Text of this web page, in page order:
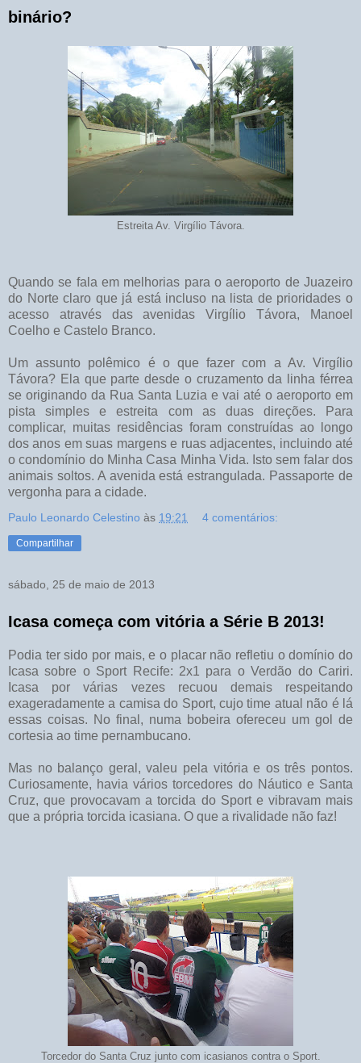
binário?
Estreita Av. Virgílio Távora.
Quando se fala em melhorias para o aeroporto de Juazeiro
do Norte claro que já está incluso na lista de prioridades o
acesso através das avenidas Virgílio Távora, Manoel
Coelho e Castelo Branco.
Um assunto polêmico é o que fazer com a Av. Virgílio
Távora? Ela que parte desde o cruzamento da linha férrea
se originando da Rua Santa Luzia e vai até o aeroporto em
pista simples e estreita com as duas direções. Para
complicar, muitas residências foram construídas ao longo
dos anos em suas margens e ruas adjacentes, incluindo até
o condomínio do Minha Casa Minha Vida. Isto sem falar dos
animais soltos. A avenida está estrangulada. Passaporte de
vergonha para a cidade.
Paulo Leonardo Celestino às 19:21 4 comentários:
Compartilhar
sábado, 25 de maio de 2013
Icasa começa com vitória a Série B 2013!
Podia ter sido por mais, e o placar não refletiu o domínio do
Icasa sobre o Sport Recife: 2x1 para o Verdão do Cariri.
Icasa por várias vezes recuou demais respeitando
exageradamente a camisa do Sport, cujo time atual não é lá
essas coisas. No final, numa bobeira ofereceu um gol de
cortesia ao time pernambucano.
Mas no balanço geral, valeu pela vitória e os três pontos.
Curiosamente, havia vários torcedores do Náutico e Santa
Cruz, que provocavam a torcida do Sport e vibravam mais
que a própria torcida icasiana. O que a rivalidade não faz!
Torcedor do Santa Cruz junto com icasianos contra o Sport.